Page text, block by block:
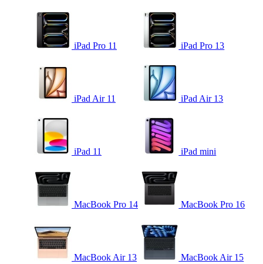
iPad Pro 11 iPad Pro 13
iPad Air 11 iPad Air 13
iPad 11 iPad mini
MacBook Pro 14 MacBook Pro 16
MacBook Air 13 MacBook Air 15